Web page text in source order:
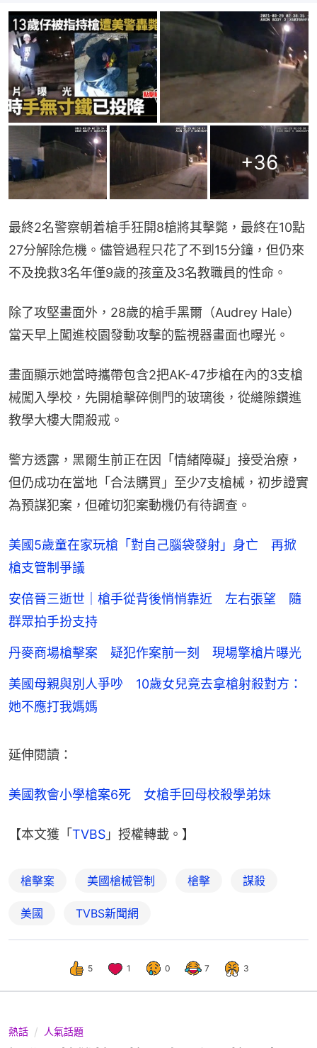
+36
最終2名警察朝着槍手狂開8槍將其擊斃，最終在10點
27分解除危機。儘管過程只花了不到15分鐘，但仍來
不及挽救3名年僅9歲的孩童及3名教職員的性命。
除了攻堅畫面外，28歲的槍手黑爾（Audrey Hale）
當天早上闖進校園發動攻擊的監視器畫面也曝光。
畫面顯示她當時攜帶包含2把AK-47步槍在內的3支槍
械闖入學校，先開槍擊碎側門的玻璃後，從縫隙鑽進
教學大樓大開殺戒。
警方透露，黑爾生前正在因「情緒障礙」接受治療，
但仍成功在當地「合法購買」至少7支槍械，初步證實
為預謀犯案，但確切犯案動機仍有待調查。
美國5歲童在家玩槍「對自己腦袋發射」身亡 再掀
槍支管制爭議
安倍晉三逝世｜槍手從背後悄悄靠近 左右張望 隨
群眾拍手扮支持
丹麥商場槍擊案 疑犯作案前一刻 現場擎槍片曝光
美國母親與別人爭吵 10歲女兒竟去拿槍射殺對方：
她不應打我媽媽
延伸閱讀：
美國教會小學槍案6死　女槍手回母校殺學弟妹
【本文獲「 TVBS 」授權轉載。】
槍擊案 美國槍械管制 槍擊 謀殺
美國 TVBS新聞網
5 1 0 7 3
熱話 人氣話題